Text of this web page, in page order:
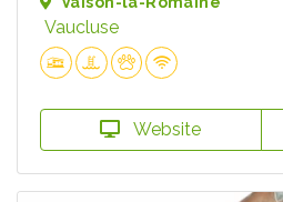
Vaucluse
Website